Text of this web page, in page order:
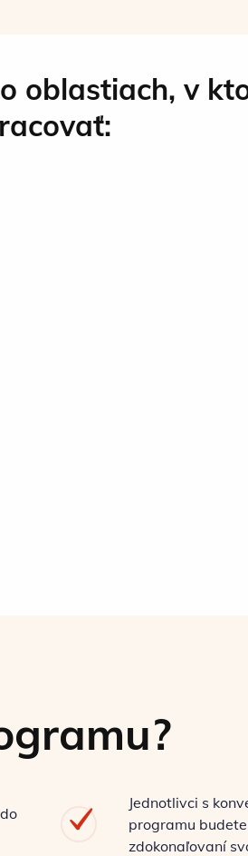
oblastiach, v
Jednotlivci s
programu
zdokonaľovaní